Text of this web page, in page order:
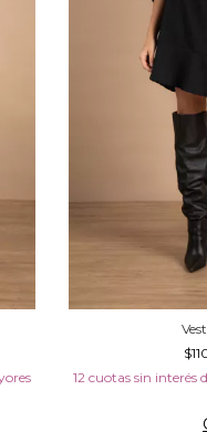
12 cuotas sin interés